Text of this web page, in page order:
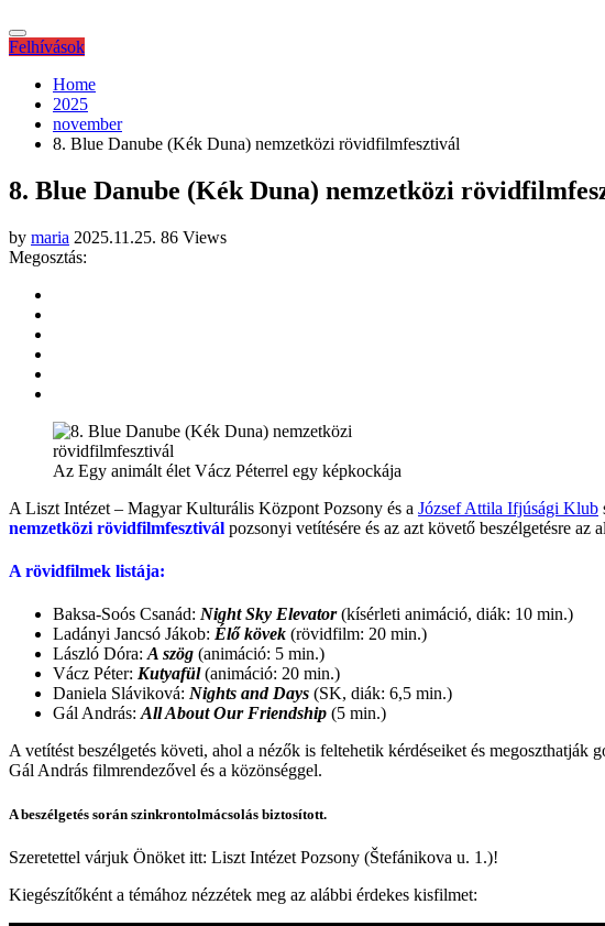
Felhívások
Home
2025
november
8. Blue Danube (Kék Duna) nemzetközi rövidfilmfesztivál
8. Blue Danube (Kék Duna) nemzetközi
by maria 2025.11.25. 86 Views
Megosztás:
Az Egy animált élet Vácz Péterrel egy képkockája
A Liszt Intézet – Magyar Kulturális Központ Pozsony és a József Attila Ifjúsági Klub
nemzetközi rövidfilmfesztivál pozsonyi vetítésére és az azt követő beszélgetésre az
A rövidfilmek listája:
Baksa-Soós Csanád: Night Sky Elevator (kísérleti animáció, diák: 10 min.)
Ladányi Jancsó Jákob: Élő kövek (rövidfilm: 20 min.)
László Dóra: A szög (animáció: 5 min.)
Vácz Péter: Kutyafül(animáció: 20 min.)
Daniela Sláviková: Nights and Days (SK, diák: 6,5 min.)
Gál András: All About Our Friendship (5 min.)
A vetítést beszélgetés követi, ahol a nézők is feltehetik kérdéseiket és
Gál András filmrendezővel és a közönséggel.
A beszélgetés során szinkrontolmácsolás biztosított.
Szeretettel várjuk Önöket itt: Liszt Intézet Pozsony (Štefánikova u. 1.)!
Kiegészítőként a témához nézzétek meg az alábbi érdekes kisfilmet: